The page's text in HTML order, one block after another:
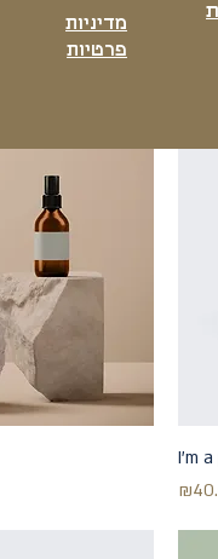
I'm
Price
מדיניות
פרטיות